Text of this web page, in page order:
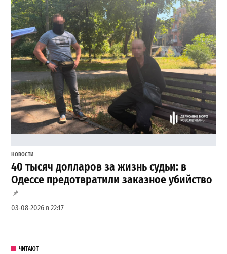
НОВОСТИ
40 тысяч долларов за жизнь судьи: в
Одессе предотвратили заказное убийство
03-08-2026 в 22:17
ЧИТАЮТ